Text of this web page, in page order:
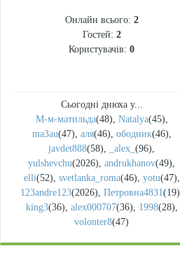
Онлайн всього: 2
Гостей: 2
Користувачів: 0
Сьогодні днюха у...
М-м-матильда(48), Natalya(45),
ma3au(47), аля(46), ободник(46),
javdet888(58), _alex_ (96),
yulshevchu(2026), andrukhanov(49),
elli(52), svetlanka_roma(46), yotu(47),
123andre123(2026), Петровна4831(19)
king3(36), alex000707(36), 1998(28),
volonter8(47)